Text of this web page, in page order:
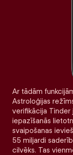
Ar tādām
Astroloģijas
verifikācija Tinder
iepazīšanās
svaipošanas
55 miljardi
cilvēks. Tas